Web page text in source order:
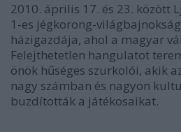
2010. április 17. és 23. között
1-es jégkorong-
házigazdája, ahol a magyar
Felejthetetlen hangulatot
önök hűséges szurkolói, akik
nagy számban és nagyon
buzdították a játékosaikat.